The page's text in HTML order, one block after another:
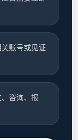
账号或见证
咨询、报